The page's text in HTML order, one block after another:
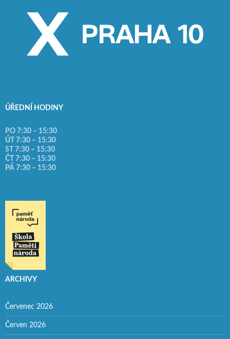
ÚŘEDNÍ HODINY
PO 7:30 – 15:30
ÚT 7:30 – 15:30
ST 7:30 – 15:30
ČT 7:30 – 15:30
PÁ 7:30 – 15:30
ARCHIVY
Červenec 2026
Červen 2026